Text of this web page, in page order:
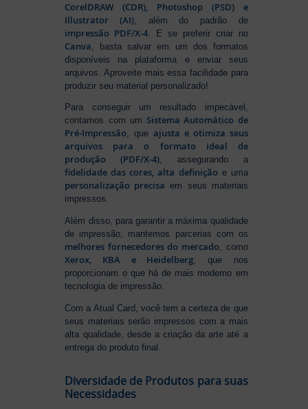
CorelDRAW (CDR), Photoshop (PSD) e
Illustrator (AI) , além do padrão de
impressão PDF/X-4 . E se preferir criar no
Canva , basta salvar em um dos formatos
disponíveis na plataforma e enviar seus
arquivos. Aproveite mais essa facilidade para
produzir seu material personalizado!
Para conseguir um resultado impecável,
contamos com um Sistema Automático de
Pré-Impressão, queajusta e otimiza seus
arquivos para o formato ideal de
produção (PDF/X-4), assegurando a
fidelidade das cores, alta definição e uma
personalização precisa em seus materiais
impressos.
Além disso, para garantir a máxima qualidade
de impressão, mantemos parcerias com os
melhores fornecedores do mercado, como
Xerox, KBA e Heidelberg, que nos
proporcionam o que há de mais moderno em
tecnologia de impressão.
Com a Atual Card, você tem a certeza de que
seus materiais serão impressos com a mais
alta qualidade, desde a criação da arte até a
entrega do produto final.
Diversidade de Produtos para suas
Necessidades